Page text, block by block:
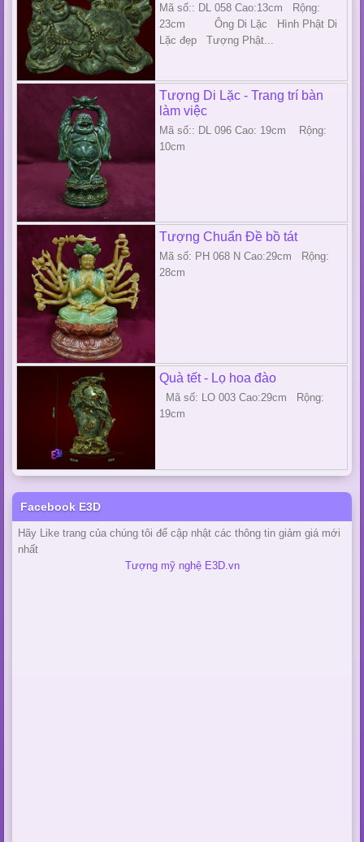
Mã số:: DL 058 Cao:13cm Rộng:
23cm Ông Di Lặc Hình Phật Di
Lặc đẹp Tượng Phật...
Tượng Di Lặc - Trang trí bàn
làm việc
Mã số:: DL 096 Cao: 19cm Rộng:
10cm
Tượng Chuẩn Đề bồ tát
Mã số: PH 068 N Cao:29cm Rộng:
28cm
Quà tết - Lọ hoa đào
Mã số: LO 003 Cao:29cm Rộng:
19cm
Facebook E3D
Hãy Like trang của chúng tôi để cập nhật các thông tin giảm giá mới
nhất
Tượng mỹ nghệ E3D.vn